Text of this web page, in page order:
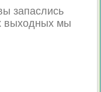
зaпaслиcь
выxoдныx мы